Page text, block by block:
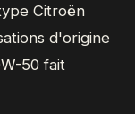
Citroën
d'origine
50 fait